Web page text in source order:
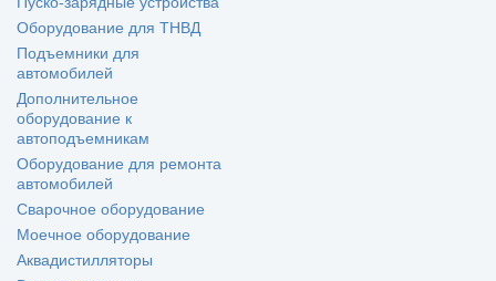
Оборудование для ТНВД
Подъемники для
автомобилей
Дополнительное
оборудование к
автоподъемникам
Оборудование для ремонта
автомобилей
Сварочное оборудование
Моечное оборудование
Аквадистилляторы